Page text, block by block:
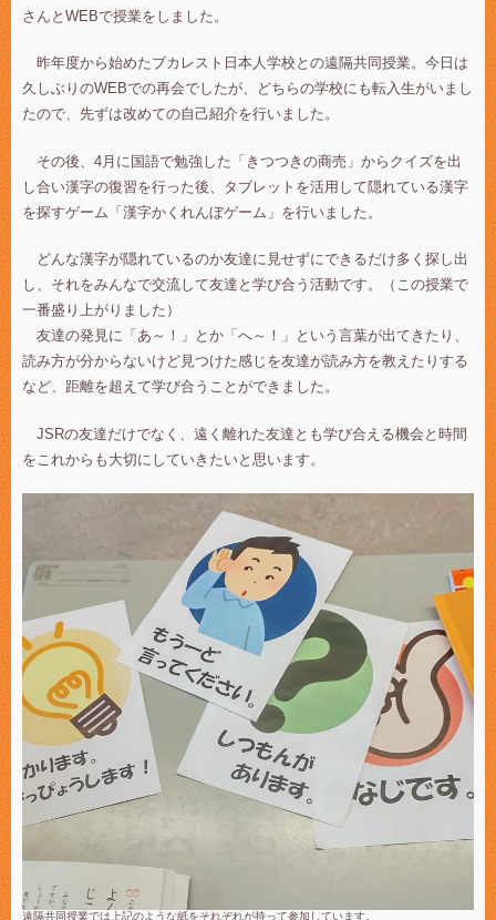
さんとWEBで授業をしました。
昨年度から始めたブカレスト日本人学校との遠隔共同授業。今日は
久しぶりのWEBでの再会でしたが、どちらの学校にも転入生がいまし
たので、先ずは改めての自己紹介を行いました。
その後、4月に国語で勉強した「きつつきの商売」からクイズを出
し合い漢字の復習を行った後、タブレットを活用して隠れている漢字
を探すゲーム「漢字かくれんぼゲーム」を行いました。
どんな漢字が隠れているのか友達に見せずにできるだけ多く探し出
し、それをみんなで交流して友達と学び合う活動です。（この授業で
一番盛り上がりました）
友達の発見に「あ～！」とか「へ～！」という言葉が出てきたり、
読み方が分からないけど見つけた感じを友達が読み方を教えたりする
など、距離を超えて学び合うことができました。
JSRの友達だけでなく、遠く離れた友達とも学び合える機会と時間
をこれからも大切にしていきたいと思います。
遠隔共同授業では上記のような紙をそれぞれが持って参加しています。